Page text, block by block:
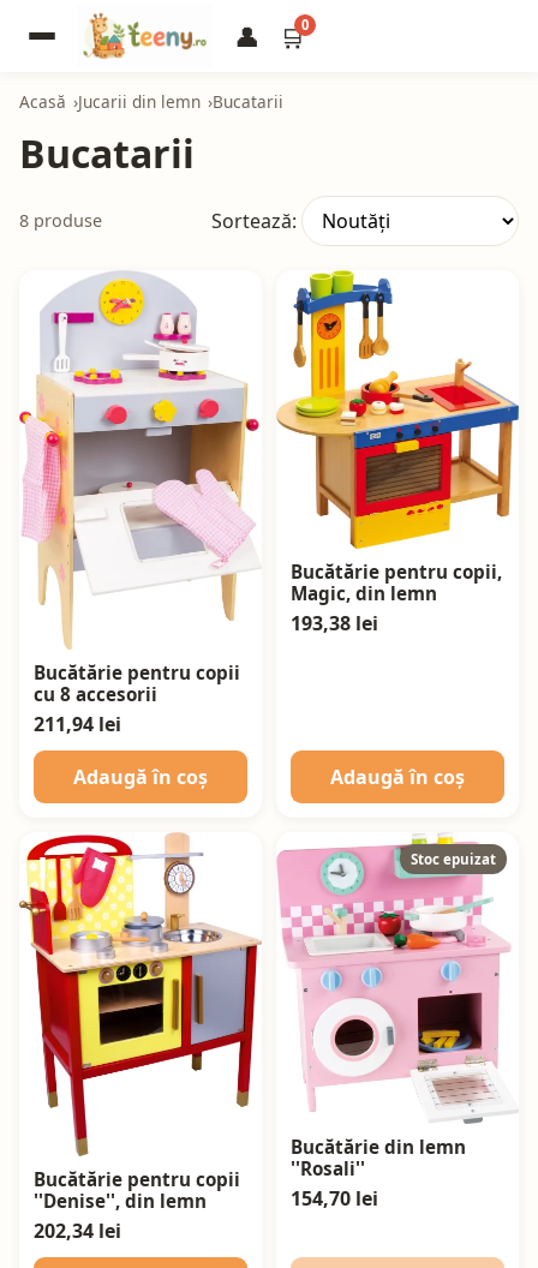
👤 🛒0
Acasă Jucarii din lemn Bucatarii
Bucatarii
8 produse Sortează:
Bucătărie pentru copii
cu 8 accesorii
211,94 lei
Adaugă în coș
Bucătărie pentru copii,
Magic, din lemn
193,38 lei
Adaugă în coș
Bucătărie pentru copii
''Denise'', din lemn
202,34 lei
Stoc epuizat
Bucătărie din lemn
''Rosali''
154,70 lei